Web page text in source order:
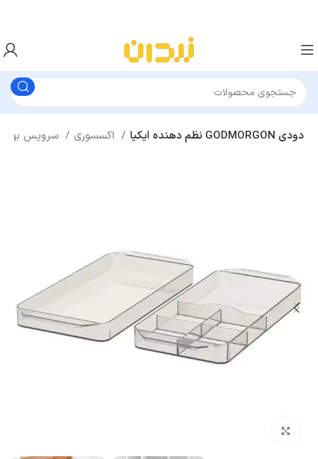
سرویس بهداشتی نظم دهنده ایکیا GODMORGON دودی